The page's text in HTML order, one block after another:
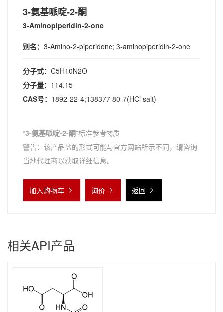
3-氨基哌啶-2-酮
3-Aminopiperidin-2-one
别名： 3-Amino-2-piperidone; 3-aminopiperidin-2-one
分子式： C5H10N2O
分子量： 114.15
CAS号： 1892-22-4;138377-80-7(HCl salt)
“3-氨基哌啶-2-酮”标准参考物质
警告：该产品盐的形式可能与官方网站所示不同，请咨询
当地代理商以获取详细信息。
加入购物车 询价 返回
相关API产品